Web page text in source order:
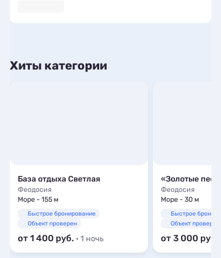
Хиты категории
База отдыха Светлая
Феодосия
Море - 155 м
Быстрое бронирование
Объект проверен
от 1 400 · 1 ночь
«Золотые
Феодосия
Море - 30 м
Быстрое
Объект проверен
от 3 000